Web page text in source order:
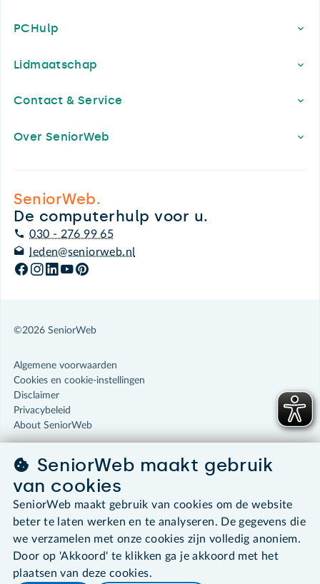
PCHulp
Lidmaatschap
Contact & Service
Over SeniorWeb
SeniorWeb.
De computerhulp voor u.
030 - 276 99 65
leden@seniorweb.nl
©2026 SeniorWeb
Algemene voorwaarden
Cookies en cookie-instellingen
Disclaimer
Privacybeleid
About SeniorWeb
SeniorWeb maakt gebruik
van cookies
SeniorWeb maakt gebruik van cookies om de website
beter te laten werken en te analyseren. De gegevens die
we verzamelen met onze cookies zijn volledig anoniem.
Door op 'Akkoord' te klikken ga je akkoord met het
plaatsen van deze cookies.